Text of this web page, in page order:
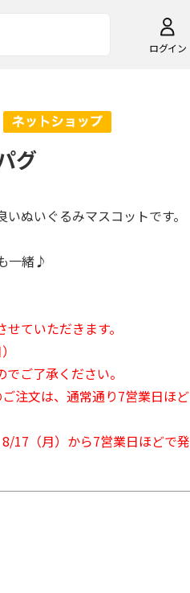
ログイン
グ
ぬいぐるみマスコットです。
一緒♪
ていただきます。
ご了承ください。
注文は、通常通り7営業日ほど
17（月）から7営業日ほどで発